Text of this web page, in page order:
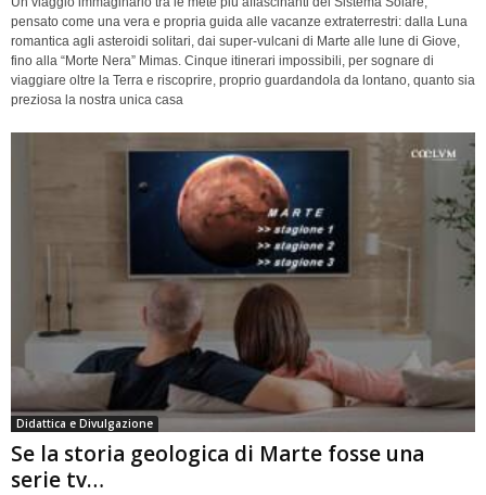
pensato come una vera e propria guida alle vacanze extraterrestri: dalla Luna
romantica agli asteroidi solitari, dai super-vulcani di Marte alle lune di Giove,
fino alla “Morte Nera” Mimas. Cinque itinerari impossibili, per sognare di
viaggiare oltre la Terra e riscoprire, proprio guardandola da lontano, quanto sia
preziosa la nostra unica casa
Didattica e Divulgazione
Se la storia geologica di Marte fosse una
serie tv…